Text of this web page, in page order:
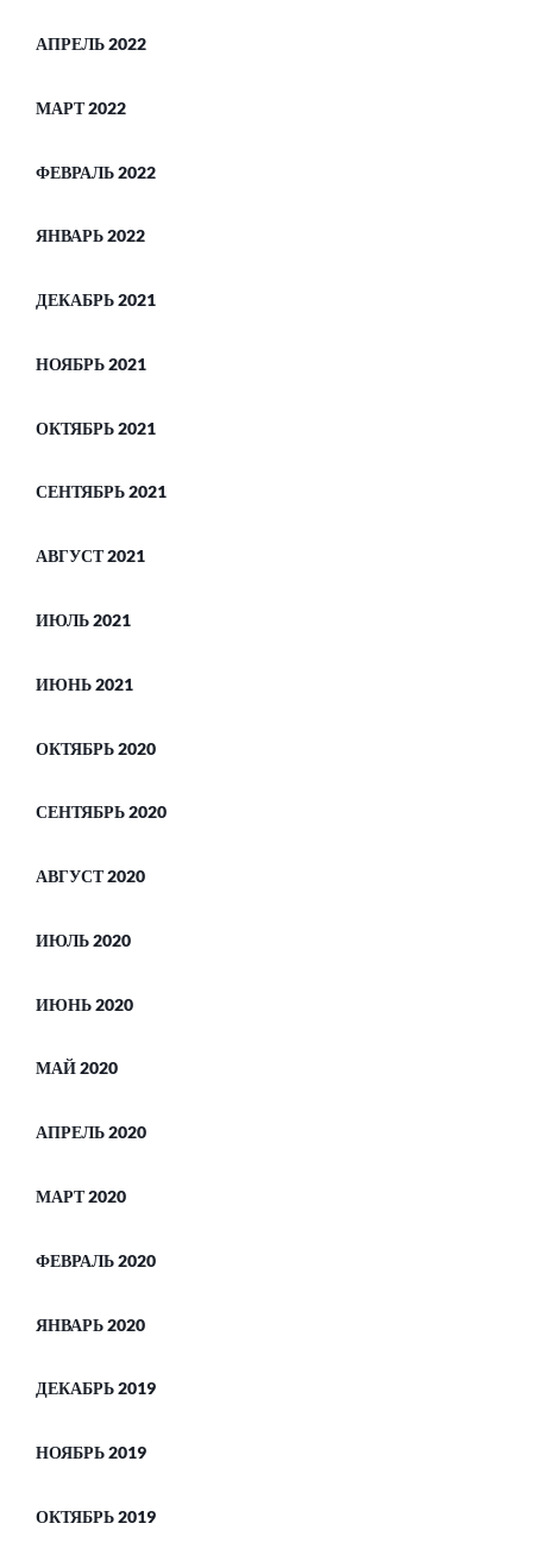
АПРЕЛЬ 2022
МАРТ 2022
ФЕВРАЛЬ 2022
ЯНВАРЬ 2022
ДЕКАБРЬ 2021
НОЯБРЬ 2021
ОКТЯБРЬ 2021
СЕНТЯБРЬ 2021
АВГУСТ 2021
ИЮЛЬ 2021
ИЮНЬ 2021
ОКТЯБРЬ 2020
СЕНТЯБРЬ 2020
АВГУСТ 2020
ИЮЛЬ 2020
ИЮНЬ 2020
МАЙ 2020
АПРЕЛЬ 2020
МАРТ 2020
ФЕВРАЛЬ 2020
ЯНВАРЬ 2020
ДЕКАБРЬ 2019
НОЯБРЬ 2019
ОКТЯБРЬ 2019